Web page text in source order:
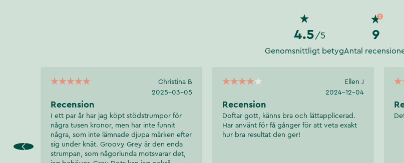
antimikrobiella, silanbaserade polymerer som kovalent binder till ytan och bildar en barriär av positivt
laddade patogener. Stiften spränger cellväggarna. Detta gör att patogenet bryts upp med dödlig
4.5 /5
Genomsnittligt betyg
9
Antal
Christina B
2025-03-05
Recension
I ett par år har jag köpt stödstrumpor för
några tusen kronor, men har inte funnit
några, som inte lämnade djupa märken efter
sig under knät. Groovy Grey är den enda
strumpan, som någorlunda motsvarar det,
Ellen J
2024-12-04
Recension
Doftar gott, känns bra och lättapplicerad.
Har använt för få gånger för att veta exakt
hur bra resultat den ger!